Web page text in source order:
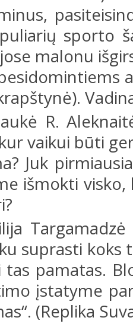
sporto
malonu
R.
vaikui būti
Juk
išmokti
suprasti koks
tas pamatas.
įstatyme
(Replika